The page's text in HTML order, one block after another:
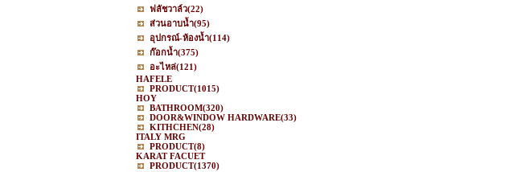
ฟลัชวาล์ว(22)
ส่วนอาบน้ำ(95)
อุปกรณ์-ห้องน้ำ(114)
ก๊อกน้ำ(375)
อะไหล่(121)
HAFELE
PRODUCT(1015)
HOY
BATHROOM(320)
DOOR&WINDOW HARDWARE(33)
KITHCHEN(28)
ITALY MRG
PRODUCT(8)
KARAT FACUET
PRODUCT(1370)